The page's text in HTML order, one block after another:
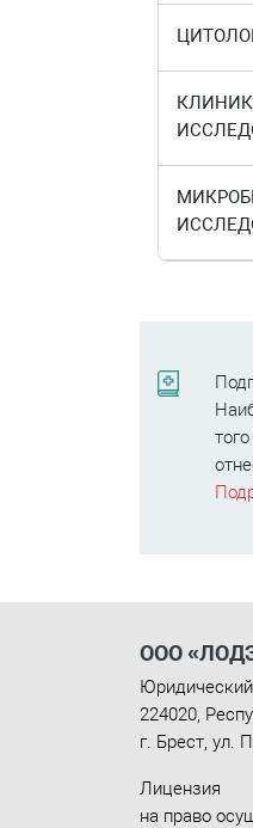
ООО
224020,
г. Брест, ул.
Лицензия
на право